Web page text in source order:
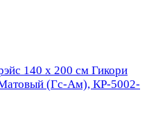
140 х 200 см Гикори
(Гс-Ам), КР-5002-